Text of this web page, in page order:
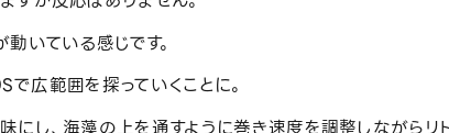
いている感じです。
広範囲を探っていくことに。